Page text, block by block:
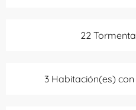
22
3 Habitación(es)